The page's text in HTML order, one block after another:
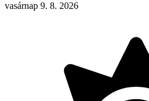
vasárnap 9. 8. 2026